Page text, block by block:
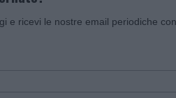
e ricevi le nostre email periodiche